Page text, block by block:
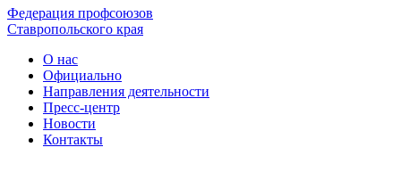
Федерация профсоюзов
Ставропольского края
О нас
Официально
Направления деятельности
Пресс-центр
Новости
Контакты